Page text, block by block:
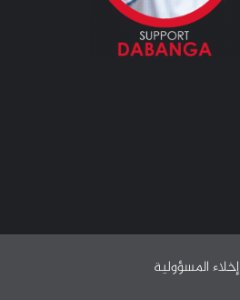
إخلاء المسؤولية